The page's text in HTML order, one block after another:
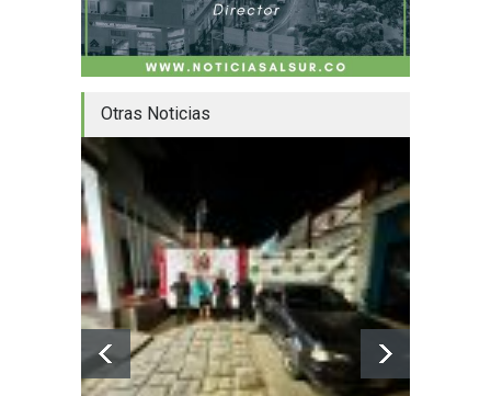
Otras Noticias